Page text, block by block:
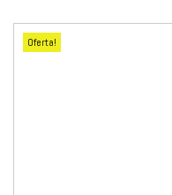
Oferta!